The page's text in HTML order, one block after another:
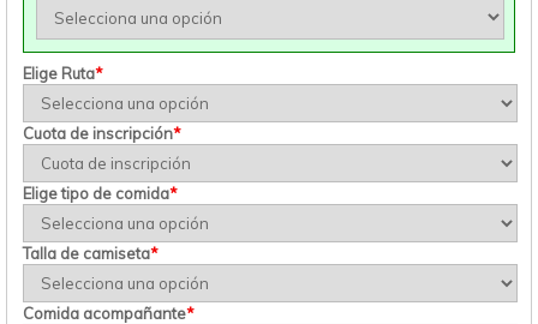
Elige Ruta*
Cuota de inscripción*
Elige tipo de comida*
Talla de camiseta*
Comida acompañante*